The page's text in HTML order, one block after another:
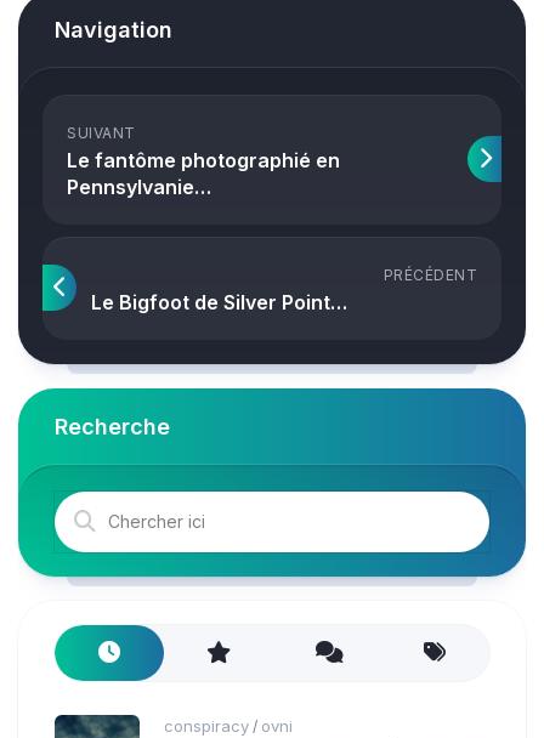
Navigation
SUIVANT
Le fantôme photographié en
Pennsylvanie…
PRÉCÉDENT
Le Bigfoot de Silver Point…
Recherche
conspiracy / ovni